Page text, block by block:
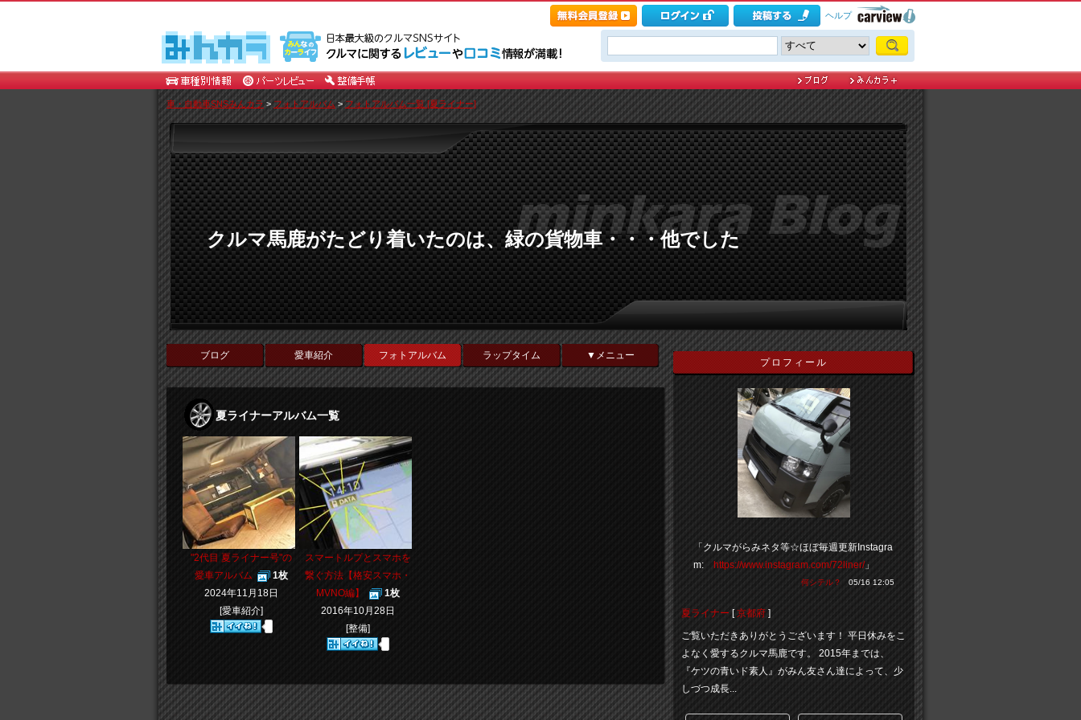
ヘルプ
車・自動車SNSみんカラ> フォトアルバム>フォトアルバム一覧 [夏ライナー]
クルマ馬鹿がたどり着いたのは、緑の貨物車・・・他でした
ブログ 愛車紹介 フォトアルバム ラップタイム ▼メニュー
夏ライナーアルバム一覧
"2代目 夏ライナー号"の
愛車アルバム
1枚
2024年11月18日
[愛車紹介]
スマートルプとスマホを
繋ぐ方法【格安スマホ・
MVNO編】
1枚
2016年10月28日
[整備]
プロフィール
「クルマがらみネタ等☆ほぼ毎週更新Instagra
m: https://www.instagram.com/72liner/」
何シテル？ 05/16 12:05
夏ライナー [京都府 ]
ご覧いただきありがとうございます！ 平日休みをこ
よなく愛するクルマ馬鹿です。 2015年までは、
『ケツの青いド素人』がみん友さん達によって、少
しづつ成長...